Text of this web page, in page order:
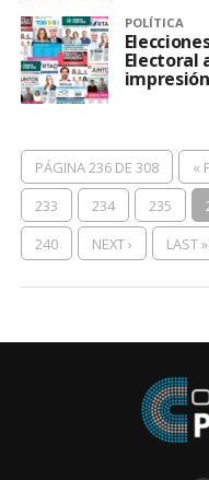
POLÍTICA
Electoral
PÁGINA 236 DE 308 «
233
234 235
240
NEXT › LAST »